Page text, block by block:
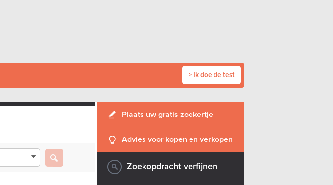
> Ik doe de test
Plaats uw gratis zoekertje
Advies voor kopen en verkopen
Zoekopdracht verfijnen